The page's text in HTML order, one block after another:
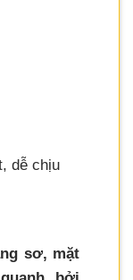
dễ chịu
sơ, mặt